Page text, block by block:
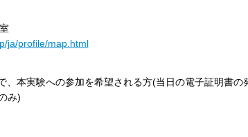
ja/profile/map.html
、本実験への参加を希望される方(当日の電子証明書
み)